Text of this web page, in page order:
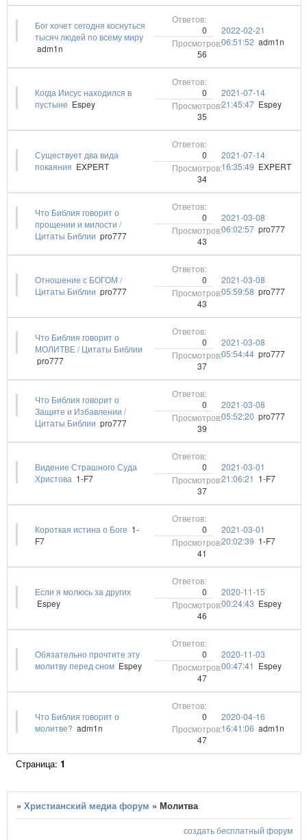
Бог хочет сегодня коснуться
тысяч людей по всему миру
adm1n
0
56
2022-02-21
06:51:52 adm1n
​​Когда Иисус находился в
пустыне Espey
0
35
2021-07-14
21:45:47 Espey
Существует два вида
покаяния EXPERT
0
34
2021-07-14
16:35:49 EXPERT
Что Библия говорит о
прощении и милости /
Цитаты Библии pro777
0
43
2021-03-08
06:02:57 pro777
Отношение с БОГОМ /
Цитаты Библии pro777
0
43
2021-03-08
05:59:58 pro777
Что Библия говорит о
МОЛИТВЕ / Цитаты Библии
pro777
0
37
2021-03-08
05:54:44 pro777
Что Библия говорит о
Защите и Избавлении /
Цитаты Библии pro777
0
39
2021-03-08
05:52:20 pro777
Видение Страшного Суда
Христова 1-F7
0
37
2021-03-01
21:06:21 1-F7
Короткая истина о Боге 1-
F7
0
41
2021-03-01
20:02:39 1-F7
Если я молюсь за других
Espey
0
46
2020-11-15
00:24:43 Espey
Обязательно прочтите эту
молитву перед сном Espey
0
47
2020-11-03
00:47:41 Espey
Что Библия говорит о
молитве? adm1n
0
47
2020-04-16
16:41:06 adm1n
Страница:1
»Христианский медиа форум »Молитва
создать бесплатный форум